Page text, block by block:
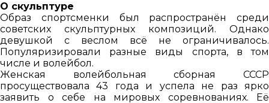
О скульптуре
Образ спортсменки был распространён среди
советских скульптурных композиций. Однако
девушкой с веслом всё не ограничивалось.
Популяризировали разные виды спорта, в том
числе и волейбол.
Женская волейбольная сборная СССР
просуществовала 43 года и успела не раз ярко
заявить о себе на мировых соревнованиях. Её